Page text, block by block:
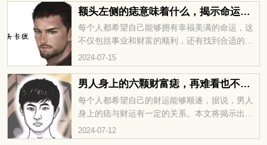
痣的女人充满敬畏和羡慕之情，下面就随小编来
额头左侧的痣意味着什么，揭示命运的隐秘线索
每个人都希望自己能够拥有幸福美满的命运，这
不仅包括事业和财富的顺利，还有找到合适的伴
侣。但你知道吗？额头左边的痣可能与这些命运
有所关联，让我们一起来深入了解一下这一说
法。
2024-07-15
男人身上的六颗财富痣，再难看也不要点掉！
每个人都希望自己的财运能够顺遂，据说，男人
身上的痣与财运有一定的关系。本文将揭示出对
男性财运影响最大的一颗痣，并解读其所含的福
气和财富潜力，帮助您更准确地了解自己的财富
2024-07-12